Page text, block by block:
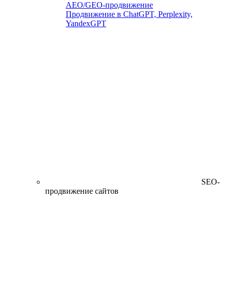
AEO/GEO-продвижение
Продвижение в ChatGPT, Perplexity,
YandexGPT
SEO-
продвижение сайтов